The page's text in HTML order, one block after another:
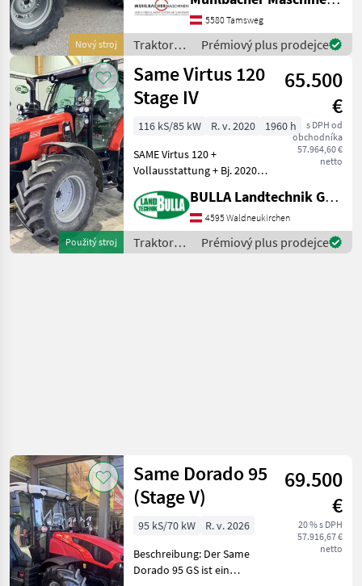
Nový stroj
75PS - Lenksäule schwenk-
und teleskopierbar -
Automatik-Sicherheitsgurt
für Fahrersitz
5580 Tamsweg
Traktory /
Same
Prémiový plus prodejce
Použitý stroj
Same Virtus 120
Stage IV
65.500
€
s DPH od
obchodníka
57.964,60 €
netto
116 kS/85 kW R. v. 2020
1960 h
SAME Virtus 120 +
Vollausstattung + Bj. 2020 +
Getriebe + Power Shuttle
einstellbar + 3-fach
Lastschaltung + 4-fach
Zapfwelle + Fronthubw
BULLA Landtechnik GmbH
4595 Waldneukirchen
Traktory /
Same
Prémiový plus prodejce
Same Dorado 95
(Stage V)
69.500
€
20 % s DPH
57.916,67 €
netto
95 kS/70 kW
R. v. 2026
Beschreibung: Der Same
Dorado 95 GS ist ein